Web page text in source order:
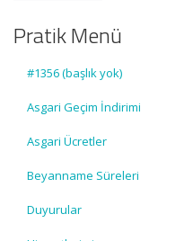
Pratik Menü
#1356 (başlık yok)
Asgari Geçim İndirimi
Asgari Ücretler
Beyanname Süreleri
Duyurular